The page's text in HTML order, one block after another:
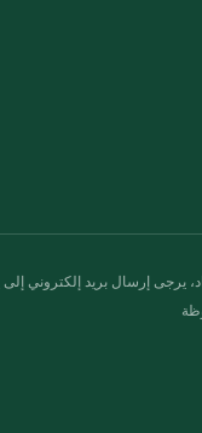
يرجى إرسال بريد إلكتروني إلى